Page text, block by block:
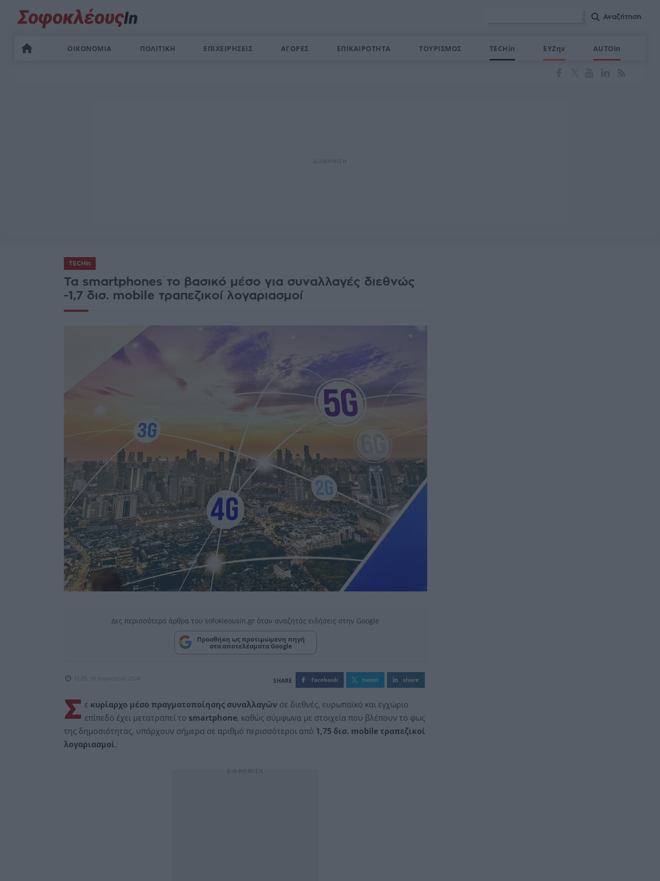
ΟΙΚΟΝΟΜΙΑ ΠΟΛΙΤΙΚΗ ΕΠΙΧΕΙΡΗΣΕΙΣ ΑΓΟΡΕΣ ΕΠΙΚΑΙΡΟΤΗΤΑ ΤΟΥΡΙΣΜΟΣ TECHin ΕΥΖην AUTOin
TECHin
Τα smartphones το βασικό μέσο για συναλλαγές διεθνώς
-1,7 δισ. mobile τραπεζικοί λογαριασμοί
Δες περισσότερα άρθρα του sofokleousin.gr όταν αναζητάς ειδήσεις στην Google
Προσθήκη ως προτιμώμενη πηγή
στα αποτελέσματα Google
12:25, 09 Αυγούστου 2024 facebook tweet share
Σ ε κυρίαρχο μέσο πραγματοποίησης συναλλαγών σε διεθνές, ευρωπαϊκό και εγχώριο
επίπεδο έχει μετατραπεί το smartphone, καθώς σύμφωνα με στοιχεία που βλέπουν το φως
της δημοσιότητας, υπάρχουν σήμερα σε αριθμό περισσότεροι από 1,75 δισ. mobile τραπεζικοί
λογαριασμοί.